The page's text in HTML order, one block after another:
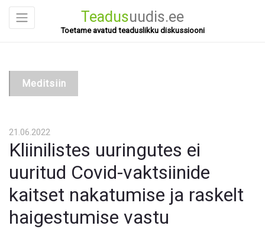
Teadusuudis.ee
Toetame avatud teaduslikku diskussiooni
Meditsiin
21.06.2022
Kliinilistes uuringutes ei
uuritud Covid-vaktsiinide
kaitset nakatumise ja raskelt
haigestumise vastu